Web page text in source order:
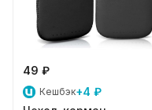
49 ₽
Кешбэк+4 ₽